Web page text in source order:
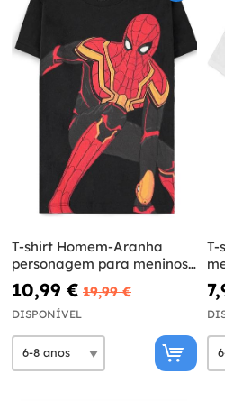
T-shirt Homem-Aranha
personagem para meninos
- Marvel
10,99 € 19,99 €
DISPONÍVEL
T-